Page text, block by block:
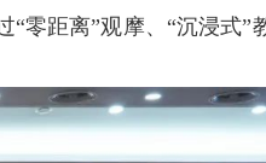
零距离”观摩、“沉浸式”